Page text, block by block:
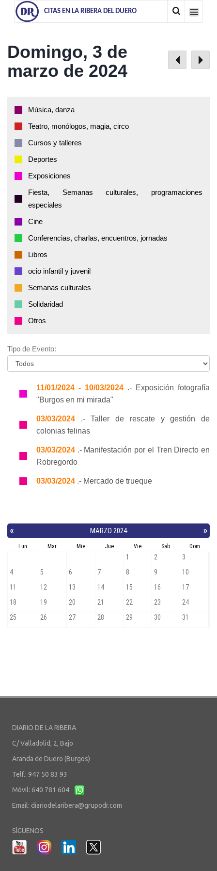
CITAS EN LA RIBERA DEL DUERO
Domingo, 3 de
marzo de 2024
Música, danza
Teatro, monólogos, magia, circo
Cursos y talleres
Deportes
Exposiciones
Fiesta, Semanas culturales, programaciones
especiales
Cine
Conferencias, charlas, encuentros, jornadas
Libros
ocio infantil y juvenil
Semanas culturales
Solidaridad
Otros
Tipo de Evento:
11/01/2024 - 10/03/2024 .- Exposición fotografía
"Burgos en mi mirada"
03/03/2024 .- Taller de rescate y gestión de
colonias felinas
03/03/2024 .- Manifestación por el Tren Directo en
Robregordo
03/03/2024 .- Mercado de trueque
DIARIO DE LA RIBERA
C/ Valladolid, 2, Bajo
Aranda de Duero (Burgos)
Telf.: 947 50 83 93
Móvil: 640 781 604
Email: diariodelaribera@grupodr.com
SÍGUENOS